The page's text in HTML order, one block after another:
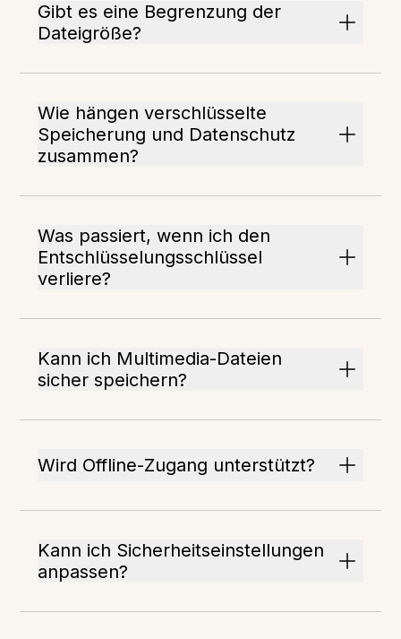
Gibt es eine Begrenzung der
Dateigröße?
Wie hängen verschlüsselte
Speicherung und Datenschutz
zusammen?
Was passiert, wenn ich den
Entschlüsselungsschlüssel
verliere?
Kann ich Multimedia-Dateien
sicher speichern?
Wird Offline-Zugang unterstützt?
Kann ich Sicherheitseinstellungen
anpassen?